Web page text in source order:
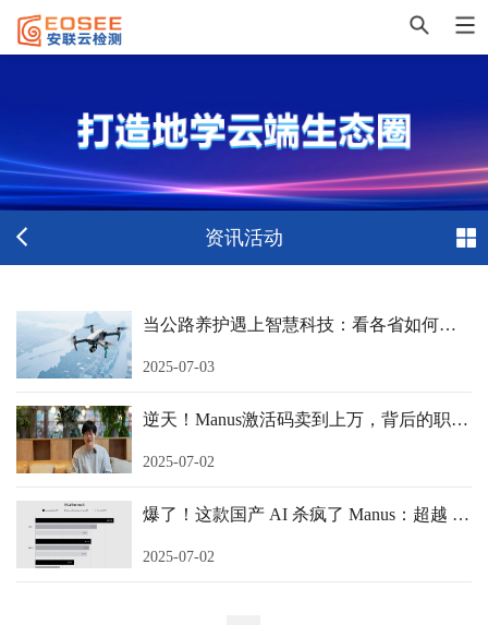
资讯活动
当公路养护遇上智慧科技：看各省如何让 “血管” 永葆活力？
2025-07-03
逆天！Manus激活码卖到上万，背后的职场革命
2025-07-02
爆了！这款国产 AI 杀疯了 Manus：超越 DeepSeek 的科技黑马！？
2025-07-02